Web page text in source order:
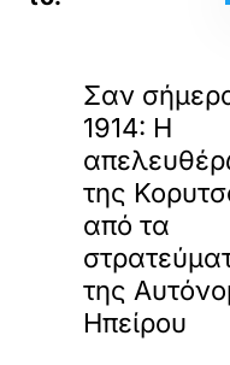
Σαν
1914: Η
της
από τα
της
Ηπείρου